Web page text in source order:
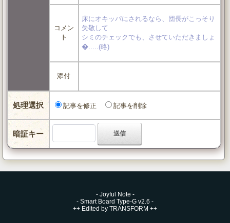
コメン
ト
床にオキッパにされるなら、団長がこっそり
失敬して
シミのチェックでも、させていただきましょ
�.....(略)
添付
処理選択 記事を修正 記事を削除
暗証キー
- Joyful Note -
- Smart Board Type-G v2.6 -
++ Edited by TRANSFORM ++